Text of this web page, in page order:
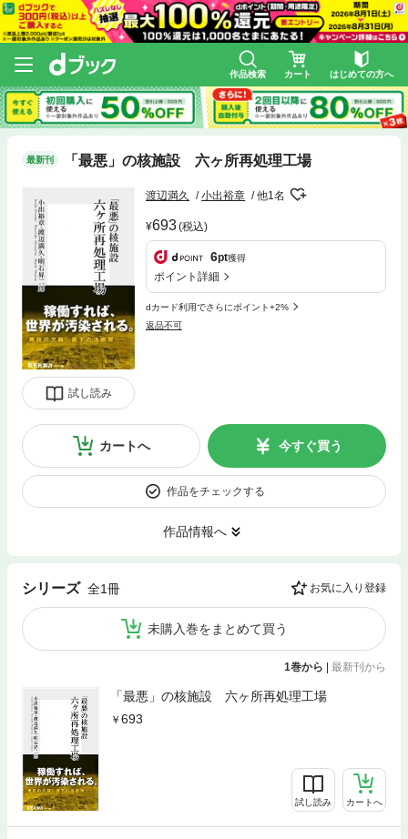
作品検索 カート はじめての方へ
最新刊 「最悪」の核施設 六ヶ所再処理工場
試し読み
渡辺満久 小出裕章 他1名
693(税込)
6pt獲得
ポイント詳細
dカード利用でさらにポイント+2%
返品不可
カートへ 今すぐ買う
作品をチェックする
作品情報へ
シリーズ 全1冊 お気に入り登録
未購入巻をまとめて買う
1巻から 最新刊から
「最悪」の核施設 六ヶ所再処理工場
693
試し読み カートへ